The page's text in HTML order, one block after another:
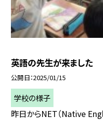
英語の先生が来ました
公開日 2025/01/15
学校の様子
昨日からNET（Native